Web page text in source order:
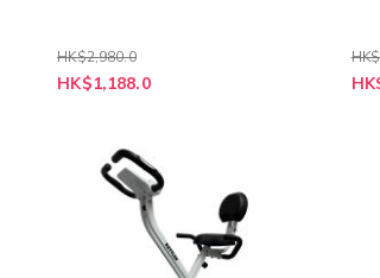
HK$2,980.0
特
殊
HK$1,188.0
特
殊